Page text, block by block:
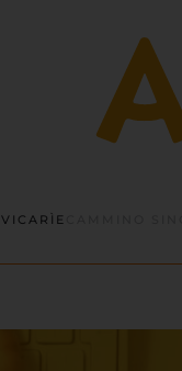
VICARÌE